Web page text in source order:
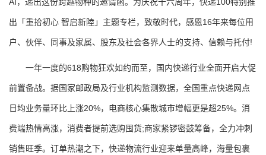
出「重拾初心 智启新陸」主题专栏，致敬时代，感恩16年来每位用
户、伙伴、同事及家属、股东及社会各界人士的支持、信赖与托付!
一年一度的618购物狂欢如约而至，国内快递行业全面开启大促
前置备战。据国家邮政局及行业机构监测数据，全国重点快递网点
日均业务量环比上涨20%，电商核心集散城市增幅更是超25%。消
费端热情高涨，消费者提前选购囤货;商家紧锣密鼓筹备，全力冲刺
销售旺季。订单热潮之下，快递物流行业迎来单量高峰，海量包裹